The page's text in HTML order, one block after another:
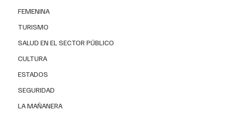
FEMENINA
TURISMO
SALUD EN EL SECTOR PÚBLICO
CULTURA
ESTADOS
SEGURIDAD
LA MAÑANERA